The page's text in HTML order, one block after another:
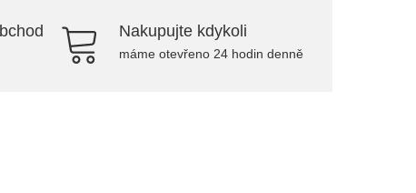
Nakupujte kdykoli
máme otevřeno 24 hodin denně